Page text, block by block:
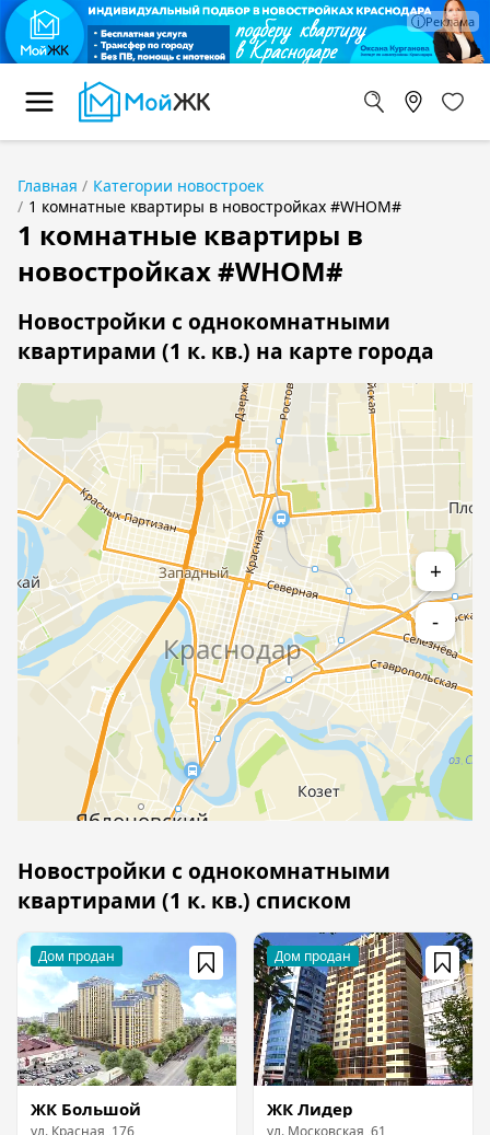
Главная
Категории новостроек
1 комнатные квартиры в новостройках #WHOM#
1 комнатные квартиры в
новостройках #WHOM#
Новостройки с однокомнатными
квартирами (1 к. кв.) на карте города
+
-
Новостройки с однокомнатными
квартирами (1 к. кв.) списком
ЖК Большой ЖК Лидер